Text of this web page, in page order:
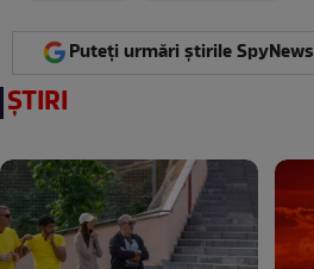
Puteți urmări știrile
ȘTIRI